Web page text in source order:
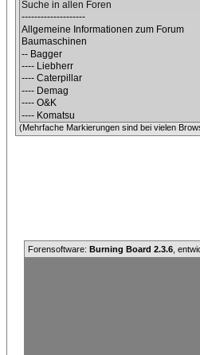
(Mehrfache Markierungen sind bei vielen
Forensoftware: Burning Board 2.3.6 ,